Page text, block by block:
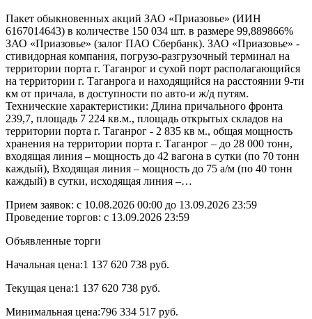
Пакет обыкновенных акций ЗАО «Приазовье» (ИИН
6167014643) в количестве 150 034 шт. в размере 99,889866%
ЗАО «Приазовье» (залог ПАО Сбербанк). ЗАО «Приазовье» -
стивидорная компания, погрузо-разгрузочный терминал на
территории порта г. Таганрог и сухой порт располагающийся
на территории г. Таганрога и находящийся на расстоянии 9-ти
км от причала, в доступности по авто-и ж/д путям.
Технические характеристики: Длина причального фронта
239,7, площадь 7 224 кв.м., площадь открытых складов на
территории порта г. Таганрог - 2 835 кв м., общая мощность
хранения на территории порта г. Таганрог – до 28 000 тонн,
входящая линия – мощность до 42 вагона в сутки (по 70 тонн
каждый), Входящая линия – мощность до 75 а/м (по 40 тонн
каждый) в сутки, исходящая линия –…
Прием заявок: с 10.08.2026 00:00 до 13.09.2026 23:59
Проведение торгов: с 13.09.2026 23:59
Объявленные торги
Начальная цена:1 137 620 738 руб.
Текущая цена:1 137 620 738 руб.
Минимальная цена:796 334 517 руб.